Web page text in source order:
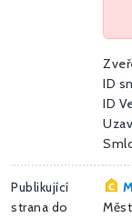
ID
ID
Publikující
strana do